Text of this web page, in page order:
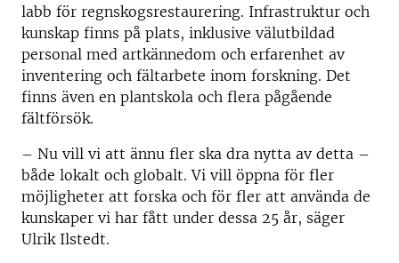
labb för regnskogsrestaurering. Infrastruktur och
kunskap finns på plats, inklusive välutbildad
personal med artkännedom och erfarenhet av
inventering och fältarbete inom forskning. Det
finns även en plantskola och flera pågående
fältförsök.
– Nu vill vi att ännu fler ska dra nytta av detta –
både lokalt och globalt. Vi vill öppna för fler
möjligheter att forska och för fler att använda de
kunskaper vi har fått under dessa 25 år, säger
Ulrik Ilstedt.